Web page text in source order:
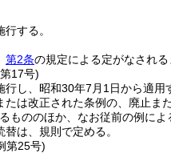
する。
第2条の規定による定がなされる
17号)
し、昭和30年7月1日から適用
たは改正された条例の、廃止
もののほか、なお従前の例によ
は、規則で定める。
第25号)